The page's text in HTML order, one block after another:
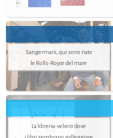
Sangermani, qui sono nate
le Rolls-Royce del mare
La libreria-veliero dove